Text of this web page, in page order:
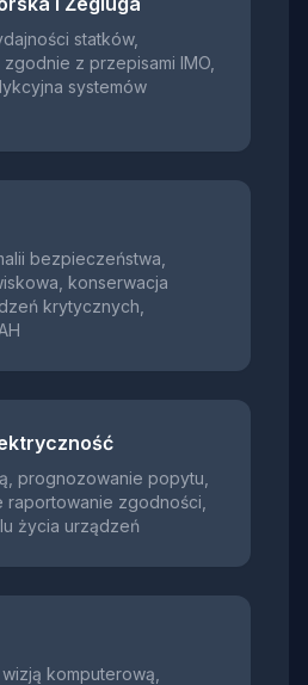
statków,
z przepisami IMO,
systemów
bezpieczeństwa,
konserwacja
krytycznych,
prognozowanie popytu,
raportowanie zgodności,
życia urządzeń
komputerową,